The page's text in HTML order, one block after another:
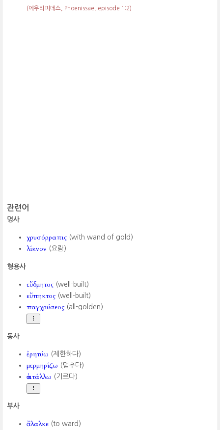
(에우리피데스, Phoenissae, episode 1:2)
관련어
명사
χρυσόρραπις (with wand of gold)
λίκνον (요람)
형용사
εὔδμητος (well-built)
εὔπηκτος (well-built)
παγχρύσεος (all-golden)
동사
ἐρητύω (제한하다)
μερμηρίζω (멈추다)
ἀτιτάλλω (기르다)
부사
ἄλαλκε (to ward)